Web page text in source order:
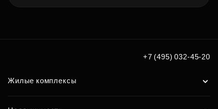
+7 (495) 032-45-20
Жилые комплексы